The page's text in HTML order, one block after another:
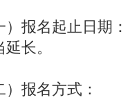
）报名起止日期
长。
）报名方式：